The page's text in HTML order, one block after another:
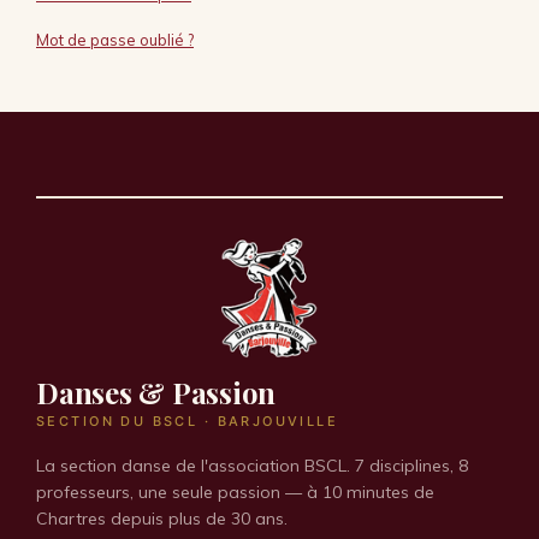
Mot de passe oublié ?
Danses & Passion
SECTION DU BSCL · BARJOUVILLE
La section danse de l'association BSCL. 7 disciplines, 8
professeurs, une seule passion — à 10 minutes de
Chartres depuis plus de 30 ans.